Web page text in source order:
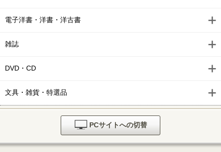
電子洋書・洋書・洋古書
雑誌
DVD・CD
文具・雑貨・特選品
PCサイトへの切替